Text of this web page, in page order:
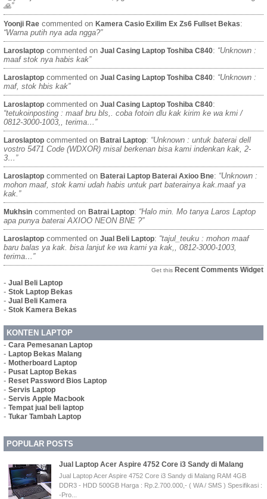
🙏”
Yoonji Rae commented on Kamera Casio Exilim Ex Zs6 Fullset Bekas:
“Warna putih nya ada ngga?”
Laroslaptop commented on Jual Casing Laptop Toshiba C840: “Unknown :
maaf stok nya habis kak”
Laroslaptop commented on Jual Casing Laptop Toshiba C840: “Unknown :
maf, stok hbis kak”
Laroslaptop commented on Jual Casing Laptop Toshiba C840:
“tetukoinposting : maaf bru bls,. coba fotoin dlu kak kirim ke wa kmi /
0812-3000-1003,, terima…”
Laroslaptop commented on Batrai Laptop: “Unknown : untuk baterai dell
vostro 5471 Code (WDXOR) misal berkenan bisa kami indenkan kak, 2-
3…”
Laroslaptop commented on Baterai Laptop Baterai Axioo Bne: “Unknown :
mohon maaf, stok kami udah habis untuk part baterainya kak.maaf ya
kak.”
Mukhsin commented on Batrai Laptop: “Halo min. Mo tanya Laros Laptop
apa punya baterai AXIOO NEON BNE ?”
Laroslaptop commented on Jual Beli Laptop: “tajul_teuku : mohon maaf
baru balas ya kak. bisa lanjut ke wa kami ya kak,, 0812-3000-1003,
terima…”
Get this Recent Comments Widget
- Jual Beli Laptop
- Stok Laptop Bekas
- Jual Beli Kamera
- Stok Kamera Bekas
KONTEN LAPTOP
- Cara Pemesanan Laptop
- Laptop Bekas Malang
- Motherboard Laptop
- Pusat Laptop Bekas
- Reset Password Bios Laptop
- Servis Laptop
- Servis Apple Macbook
- Tempat jual beli laptop
- Tukar Tambah Laptop
POPULAR POSTS
Jual Laptop Acer Aspire 4752 Core i3 Sandy di Malang
Jual Laptop Acer Aspire 4752 Core i3 Sandy di Malang RAM 4GB
DDR3 - HDD 500GB Harga : Rp.2.700.000,- ( WA / SMS ) Spesifikasi :
-Pro...